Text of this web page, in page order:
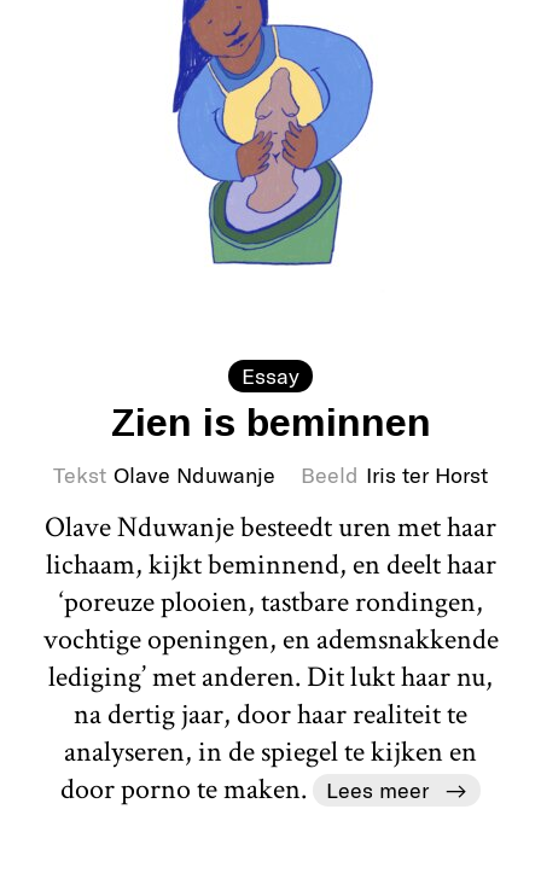
Essay
Zien is beminnen
Tekst Olave Nduwanje Beeld Iris ter Horst
Olave Nduwanje besteedt uren met haar
lichaam, kijkt beminnend, en deelt haar
‘poreuze plooien, tastbare rondingen,
vochtige openingen, en ademsnakkende
lediging’ met anderen. Dit lukt haar nu,
na dertig jaar, door haar realiteit te
analyseren, in de spiegel te kijken en
door porno te maken.
Lees meer